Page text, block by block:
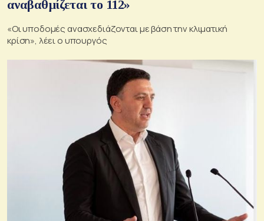
αναβαθμίζεται το 112»
«Οι υποδομές ανασχεδιάζονται με βάση την κλιματική
κρίση», λέει ο υπουργός